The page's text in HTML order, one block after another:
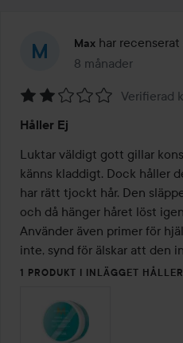
Max har
8 månader
Inlägget skapades 8
2
av
5
Verifierad
Håller Ej
Luktar väldigt gott gillar
känns kladdigt. Dock håller
har rätt tjockt hår. Den
och då hänger håret löst
Använder även primer för
inte, synd för älskar att den
1 PRODUKT I INLÄGGET